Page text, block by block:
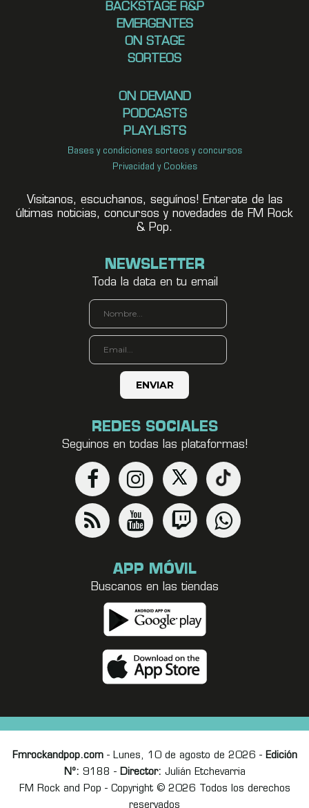
BACKSTAGE R&P
EMERGENTES
ON STAGE
SORTEOS
ON DEMAND
PODCASTS
PLAYLISTS
Bases y condiciones sorteos y concursos
Privacidad y Cookies
Visitanos, escuchanos, seguínos! Enterate de las
últimas noticias, concursos y novedades de FM Rock
& Pop.
NEWSLETTER
Toda la data en tu email
REDES SOCIALES
Seguinos en todas las plataformas!
APP MÓVIL
Buscanos en las tiendas
Fmrockandpop.com- Lunes, 10 de agosto de 2026 - Edición
Nº: 9188 - Director: Julián Etchevarria
FM Rock and Pop - Copyright © 2026 Todos los derechos
reservados